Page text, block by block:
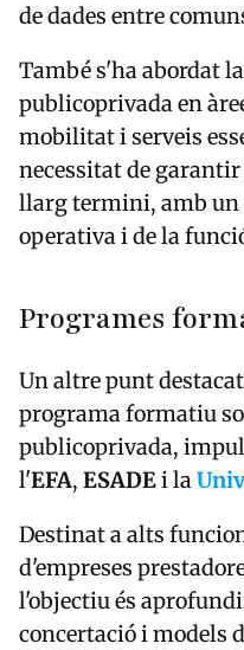
de dades entre
També s'ha abordat
publicoprivada en
mobilitat i serveis
necessitat de
llarg termini, amb un
operativa i de la
Programes
Un altre punt
programa formatiu
publicoprivada,
l'EFA, ESADEi la
Destinat a alts
d'empreses
l'objectiu és
concertació i models